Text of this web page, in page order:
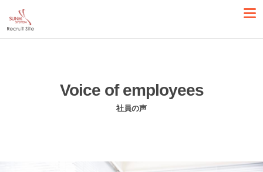
Voice of employees
社員の声